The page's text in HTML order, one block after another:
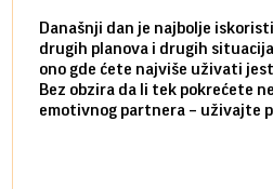
Današnji dan je najbolje
drugih planova i drugih
ono gde ćete najviše uživati
Bez obzira da li tek pokrećete
emotivnog partnera – uživajte